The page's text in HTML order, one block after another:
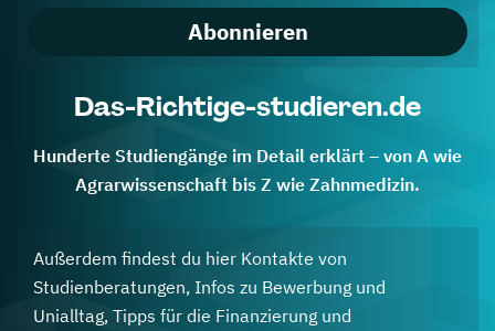
Abonnieren
Das-Richtige-studieren.de
Hunderte Studiengänge im Detail erklärt – von A wie
Agrarwissenschaft bis Z wie Zahnmedizin.
Außerdem findest du hier Kontakte von
Studienberatungen, Infos zu Bewerbung und
Unialltag, Tipps für die Finanzierung und